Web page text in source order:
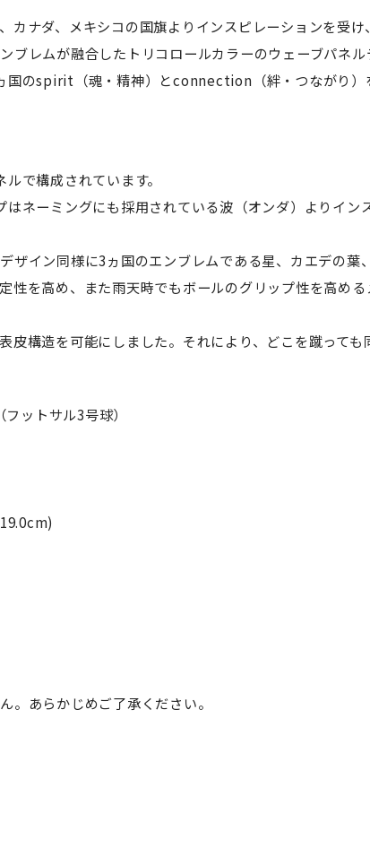
カナダ、メキシコの国旗よりインスピレーションを受け、
ブレムが融合したトリコロールカラーのウェーブパネル
国のspirit（魂・精神）とconnection（絆・つながり）
で構成されています。
ネーミングにも採用されている波（オンダ）よりイン
ザイン同様に3ヵ国のエンブレムである星、カエデの葉
性を高め、また雨天時でもボールのグリップ性を高める
皮構造を可能にしました。それにより、どこを蹴って
ットサル3号球）
あらかじめご了承ください。